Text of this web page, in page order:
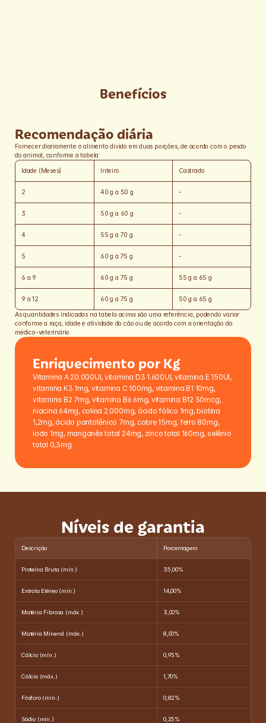
Benefícios
Recomendação diária
Fornecer diariamente o alimento divido em duas porções, de acordo com o pesdo
do animal, conforme a tabela:
Idade (Meses)
Inteiro Castrado
2 40 g a 50 g -
3 50 g a 60 g -
4 55 g a 70 g -
5 60 g a 75 g -
6 a 9 60 g a 75 g 55 g a 65 g
9 a 12 60 g a 75 g
50 g a 65 g
As quantidades indicadas na tabela acima são uma referência, podendo variar
conforme a raça, idade e atividade do cão ou de acordo com a orientação do
médico-veterinário.
Enriquecimento por Kg
Vitamina A 20.000UI, vitamina D3 1.600UI, vitamina E 150UI,
vitamina K3 1mg, vitamina C 100mg, vitamina B1 10mg,
vitamina B2 7mg, vitamina B6 6mg, vitamina B12 30mcg,
niacina 64mg, colina 2.000mg, ácido fólico 1mg, biotina
1,2mg, ácido pantotênico 7mg, cobre 15mg, ferro 80mg,
iodo 1mg, manganês total 24mg, zinco total 160mg, selênio
total 0,3mg.
Níveis de garantia
Descrição Porcentagem
Proteína Bruta (mín.) 35,00%
Extrato Etéreo (mín.) 14,00%
Matéria Fibrosa (máx.) 3,00%
Matéria Mineral (máx.) 8,00%
Cálcio (mín.) 0,95%
Cálcio (máx.) 1,70%
Fósforo (mín.) 0,82%
Sódio (mín.) 0,25%